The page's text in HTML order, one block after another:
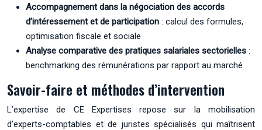
Accompagnement dans la négociation des accords
d’intéressement et de participation : calcul des formules,
optimisation fiscale et sociale
Analyse comparative des pratiques salariales sectorielles :
benchmarking des rémunérations par rapport au marché
Savoir-faire et méthodes d’intervention
L’expertise de CE Expertises repose sur la mobilisation
d’experts-comptables et de juristes spécialisés qui maîtrisent